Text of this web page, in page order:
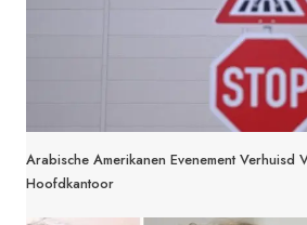
Arabische Amerikanen Evenement Verhuisd
Hoofdkantoor